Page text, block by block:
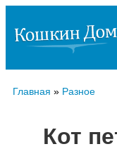
Главная » Разное
Кот